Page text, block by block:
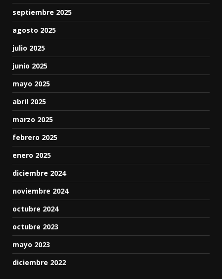
septiembre 2025
agosto 2025
julio 2025
junio 2025
mayo 2025
abril 2025
marzo 2025
febrero 2025
enero 2025
diciembre 2024
noviembre 2024
octubre 2024
octubre 2023
mayo 2023
diciembre 2022